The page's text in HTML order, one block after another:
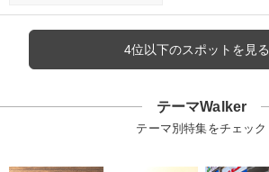
4位以下のスポットを見る
テーマWalker
テーマ別特集をチェック